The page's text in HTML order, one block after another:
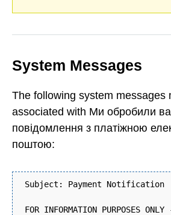
System Messages
The following system messages
associated with Ми обробили
повідомлення з платіжною
поштою:
Subject: Payment Notification
FOR INFORMATION PURPOSES